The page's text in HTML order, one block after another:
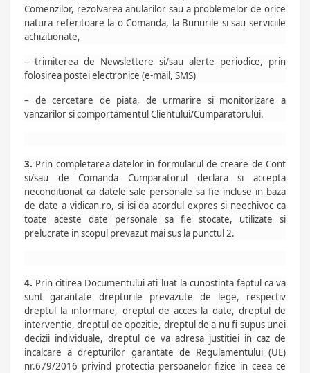
Comenzilor, rezolvarea anularilor sau a problemelor de orice
natura referitoare la o Comanda, la Bunurile si sau serviciile
achizitionate,
– trimiterea de Newslettere si/sau alerte periodice, prin
folosirea postei electronice (e-mail, SMS)
– de cercetare de piata, de urmarire si monitorizare a
vanzarilor si comportamentul Clientului/Cumparatorului.
3. Prin completarea datelor in formularul de creare de Cont
si/sau de Comanda Cumparatorul declara si accepta
neconditionat ca datele sale personale sa fie incluse in baza
de date a vidican.ro, si isi da acordul expres si neechivoc ca
toate aceste date personale sa fie stocate, utilizate si
prelucrate in scopul prevazut mai sus la punctul 2.
4. Prin citirea Documentului ati luat la cunostinta faptul ca va
sunt garantate drepturile prevazute de lege, respectiv
dreptul la informare, dreptul de acces la date, dreptul de
interventie, dreptul de opozitie, dreptul de a nu fi supus unei
decizii individuale, dreptul de va adresa justitiei in caz de
incalcare a drepturilor garantate de Regulamentului (UE)
nr.679/2016 privind protectia persoanelor fizice in ceea ce